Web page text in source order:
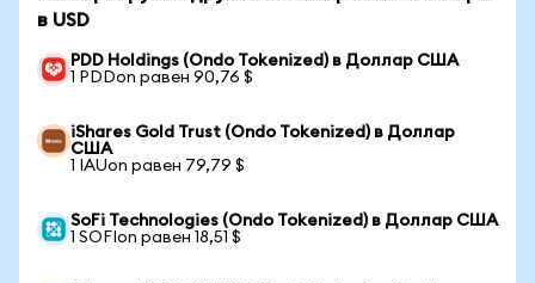
в USD
PDD Holdings (Ondo Tokenized) в Доллар США
1 PDDon равен 90,76 $
iShares Gold Trust (Ondo Tokenized) в Доллар
США
1 IAUon равен 79,79 $
SoFi Technologies (Ondo Tokenized) в Доллар США
1 SOFIon равен 18,51 $